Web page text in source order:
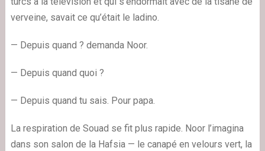
verveine, savait ce qu’était le ladino.
— Depuis quand ? demanda Noor.
— Depuis quand quoi ?
— Depuis quand tu sais. Pour papa.
La respiration de Souad se fit plus rapide. Noor l’imagina
dans son salon de la Hafsia — le canapé en velours vert, la